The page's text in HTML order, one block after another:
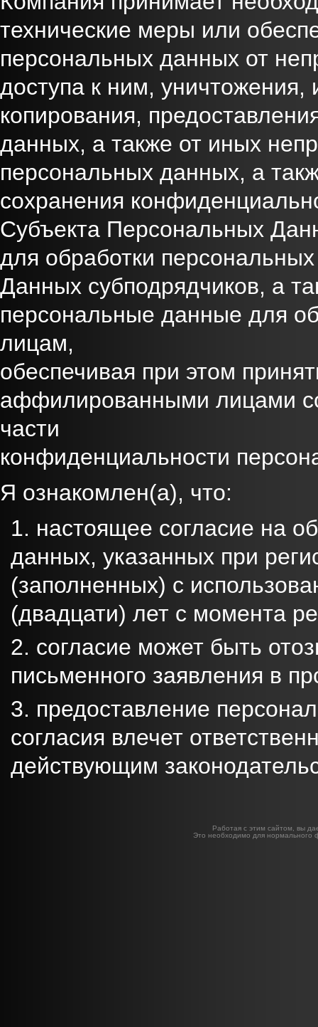
технические меры или
персональных данных от
доступа к ним,
копирования,
данных, а также от иных
персональных данных, а
сохранения
Субъекта Персональных
для обработки
Данных субподрядчиков, а
персональные данные для
лицам,
обеспечивая при этом
аффилированными лицами
части
конфиденциальности
Я ознакомлен(а), что:
настоящее согласие на
данных, указанных при
(заполненных) с
(двадцати) лет с момента
согласие может быть
письменного заявления в
предоставление
согласия влечет
действующим
Работая с этим сайтом, вы
Это необходимо для нормального